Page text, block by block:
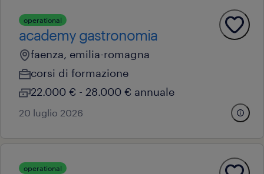
operational
academy gastronomia
faenza, emilia-romagna
corsi di formazione
22.000 € - 28.000 € annuale
20 luglio 2026
operational